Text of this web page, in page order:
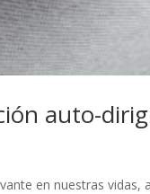
auto-
en nuestras